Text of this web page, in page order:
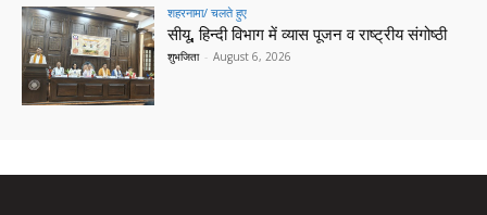
शहरनामा/ चलते हुए
सीयू, हिन्दी विभाग में व्यास पूजन व राष्ट्रीय संगोष्ठी
शुभजिता - August 6, 2026